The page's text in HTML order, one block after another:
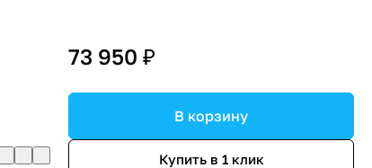
73 950 ₽
В корзину
Купить в 1 клик